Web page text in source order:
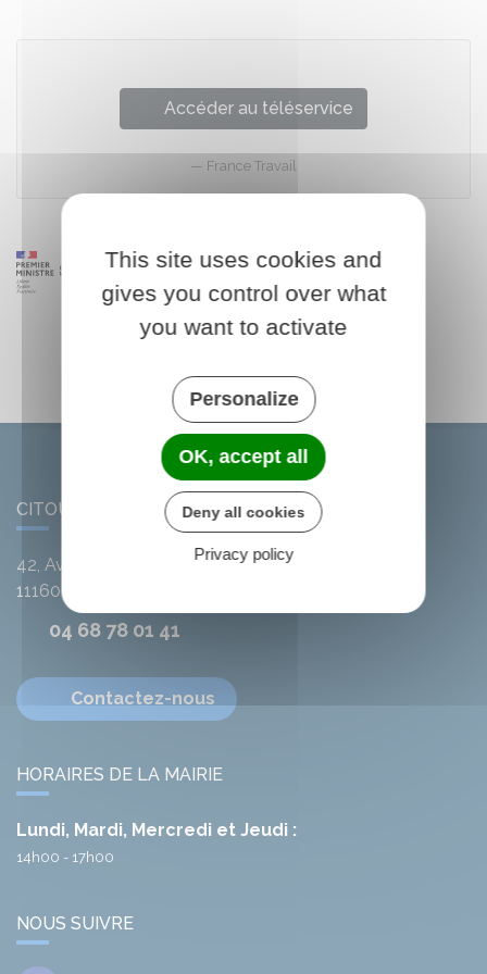
Accéder au téléservice
France Travail
CITOU
42, Avenue de l'Argent-Double
11160
04 68 78 01 41
Contactez-nous
HORAIRES DE LA MAIRIE
Lundi, Mardi, Mercredi et Jeudi :
14h00 - 17h00
NOUS SUIVRE
This site uses cookies and
gives you control over what
you want to activate
Personalize
OK, accept all
Deny all cookies
Privacy policy